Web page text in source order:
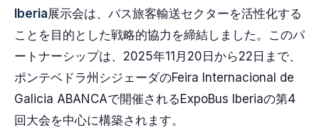
Iberia展示会は、バス旅客輸送セクターを活性化する
ことを目的とした戦略的協力を締結しました。このパ
ートナーシップは、2025年11月20日から22日まで、
ポンテベドラ州シジェーダのFeira Internacional de
Galicia ABANCAで開催されるExpoBus Iberiaの第4
回大会を中心に構築されます。